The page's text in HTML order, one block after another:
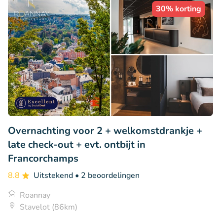
30% korting
Overnachting voor 2 + welkomstdrankje +
late check-out + evt. ontbijt in
Francorchamps
8.8 Uitstekend • 2 beoordelingen
Roannay
Stavelot (86km)